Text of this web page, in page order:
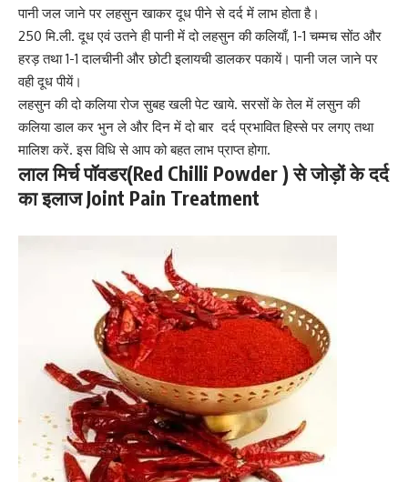
पानी जल जाने पर लहसुन खाकर दूध पीने से दर्द में लाभ होता है।
250 मि.ली. दूध एवं उतने ही पानी में दो लहसुन की कलियाँ, 1-1 चम्मच सोंठ और
हरड़ तथा 1-1 दालचीनी और छोटी इलायची डालकर पकायें। पानी जल जाने पर
वही दूध पीयें।
लहसुन की दो कलिया रोज सुबह खली पेट खाये. सरसों के तेल में लसुन की
कलिया डाल कर भुन ले और दिन में दो बार दर्द प्रभावित हिस्से पर लगए तथा
मालिश करें. इस विधि से आप को बहत लाभ प्राप्त होगा.
लाल मिर्च पॉवडर(Red Chilli Powder) से जोड़ों के दर्द
का इलाज Joint Pain Treatment